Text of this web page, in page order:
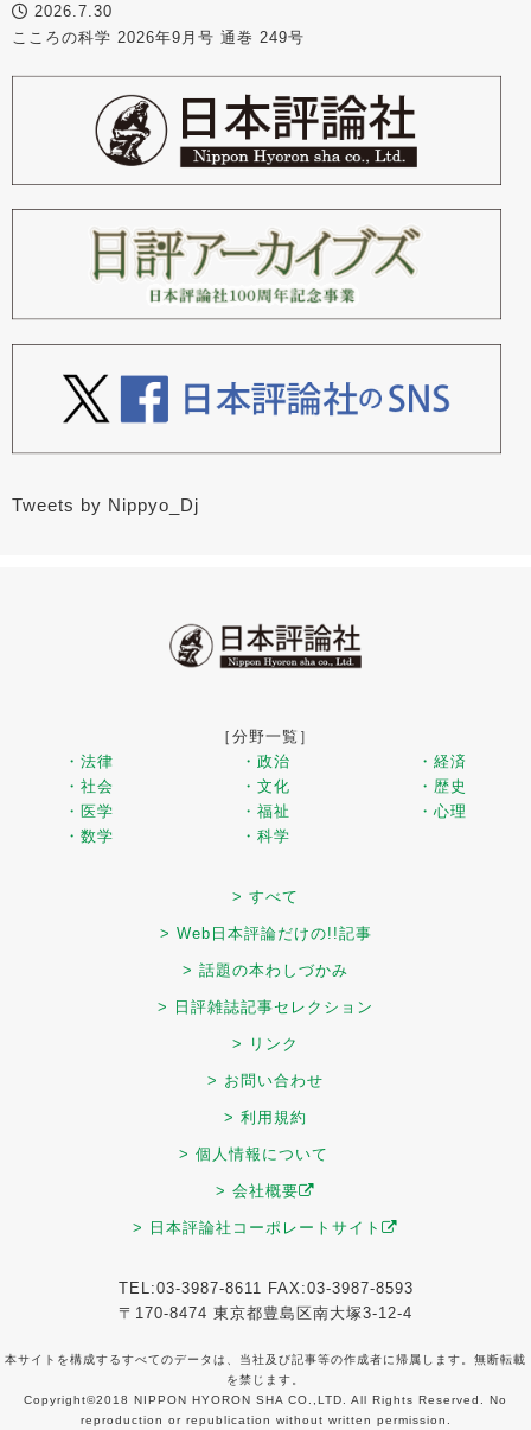
2026.7.30
こころの科学 2026年9月号 通巻 249号
Tweets by Nippyo_Dj
［分野一覧］
・法律
・政治
・経済
・社会
・文化
・歴史
・医学
・福祉
・心理
・数学
・科学
> すべて
> Web日本評論だけの!!記事
> 話題の本わしづかみ
> 日評雑誌記事セレクション
> リンク
> お問い合わせ
> 利用規約
> 個人情報について
> 会社概要
> 日本評論社コーポレートサイト
TEL:03-3987-8611 FAX:03-3987-8593
〒170-8474 東京都豊島区南大塚3-12-4
本サイトを構成するすべてのデータは、当社及び記事等の作成者に帰属します。無断転載
を禁じます。
Copyright©2018 NIPPON HYORON SHA CO.,LTD. All Rights Reserved. No
reproduction or republication without written permission.